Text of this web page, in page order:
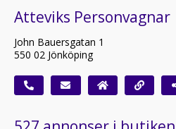
Atteviks Personvagnar
John Bauersgatan 1
550 02 Jönköping